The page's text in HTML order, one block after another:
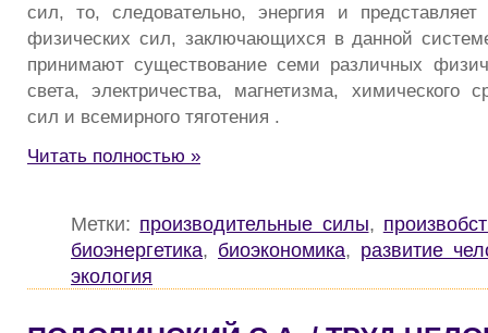
сил, то, следовательно, энергия и
физических сил, заключающихся в данной
принимают существование семи различных
света, электричества, магнетизма, химического
сил и всемирного тяготения .
Читать полностью »
Метки: производительные силы,
биоэнергетика, биоэкономика, развитие
экология